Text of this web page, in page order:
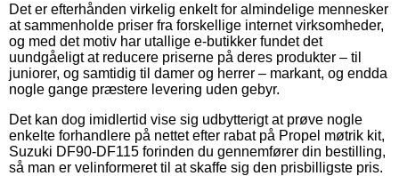
Det er efterhånden virkelig enkelt for almindelige mennesker
at sammenholde priser fra forskellige internet virksomheder,
og med det motiv har utallige e-butikker fundet det
uundgåeligt at reducere priserne på deres produkter – til
juniorer, og samtidig til damer og herrer – markant, og endda
nogle gange præstere levering uden gebyr.
Det kan dog imidlertid vise sig udbytterigt at prøve nogle
enkelte forhandlere på nettet efter rabat på Propel møtrik kit,
Suzuki DF90-DF115 forinden du gennemfører din bestilling,
så man er velinformeret til at skaffe sig den prisbilligste pris.